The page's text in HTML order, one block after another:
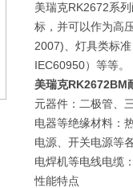
美瑞克RK2672系
标，并可以作为高
2007)、灯具类标
IEC60950）等等。
美瑞克RK2672BM
元器件：二极管、
电器等绝缘材料：
电源、开关电源等
电焊机等电线电缆
性能特点